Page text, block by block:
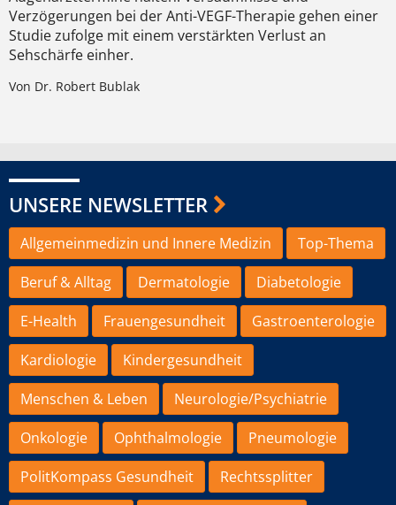
Verzögerungen bei der Anti-VEGF-Therapie gehen einer
Studie zufolge mit einem verstärkten Verlust an
Sehschärfe einher.
Von Dr. Robert Bublak
UNSERE NEWSLETTER
Allgemeinmedizin und Innere Medizin
Top-Thema
Beruf & Alltag
Dermatologie
Diabetologie
E-Health
Frauengesundheit
Gastroenterologie
Kardiologie
Kindergesundheit
Menschen & Leben
Neurologie/Psychiatrie
Onkologie
Ophthalmologie
Pneumologie
PolitKompass Gesundheit
Rechtssplitter